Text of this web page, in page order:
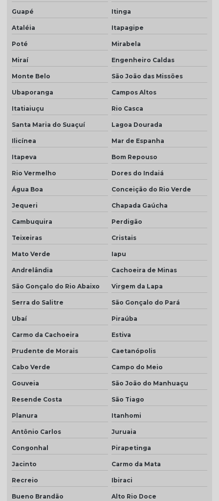
Guapé Itinga
Ataléia Itapagipe
Poté Mirabela
Miraí Engenheiro Caldas
Monte Belo São João das Missões
Ubaporanga Campos Altos
Itatiaiuçu Rio Casca
Santa Maria do Suaçuí Lagoa Dourada
Ilicínea Mar de Espanha
Itapeva Bom Repouso
Rio Vermelho Dores do Indaiá
Água Boa Conceição do Rio Verde
Jequeri Chapada Gaúcha
Cambuquira Perdigão
Teixeiras Cristais
Mato Verde Iapu
Andrelândia Cachoeira de Minas
São Gonçalo do Rio Abaixo Virgem da Lapa
Serra do Salitre São Gonçalo do Pará
Ubaí Piraúba
Carmo da Cachoeira Estiva
Prudente de Morais Caetanópolis
Cabo Verde Campo do Meio
Gouveia São João do Manhuaçu
Resende Costa São Tiago
Planura Itanhomi
Antônio Carlos Juruaia
Congonhal Pirapetinga
Jacinto Carmo da Mata
Recreio Ibiraci
Bueno Brandão Alto Rio Doce